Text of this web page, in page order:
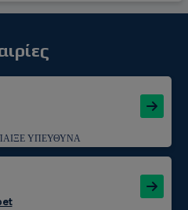
ΥΠΕΥΘΥΝΑ